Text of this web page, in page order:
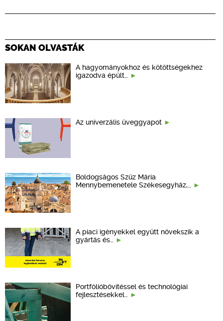
SOKAN OLVASTÁK
A hagyományokhoz és kötöttségekhez
igazodva épült…
Az univerzális üveggyapot
Boldogságos Szűz Mária
Mennybemenetele Székesegyház,…
A piaci igényekkel együtt növekszik a
gyártás és…
Portfólióbővítéssel és technológiai
fejlesztésekkel…